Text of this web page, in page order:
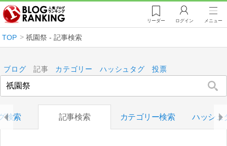
リーダー ログイン メニュー
TOP 祇園祭 - 記事検索
ブログ 記事 カテゴリー ハッシュタグ 投票
検索 記事検索 カテゴリー検索 ハッシュ